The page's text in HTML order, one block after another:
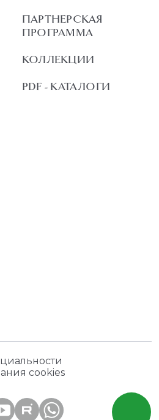
ПАРТНЕРСКАЯ
ПРОГРАММА
КОЛЛЕКЦИИ
PDF - КАТАЛОГИ
cookies